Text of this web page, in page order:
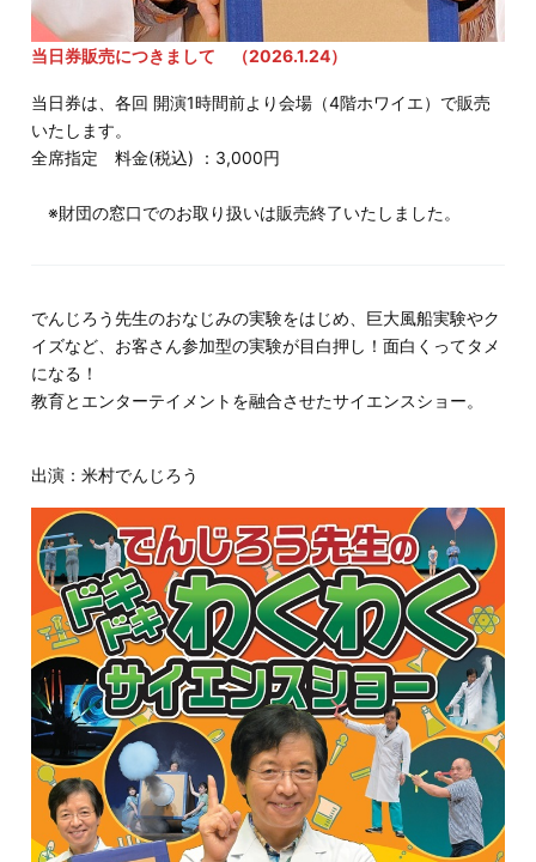
当日券販売につきまして （2026.1.24）
当日券は、各回 開演1時間前より会場（4階ホワイエ）で販売
いたします。
全席指定 料金(税込) ：3,000円
※財団の窓口でのお取り扱いは販売終了いたしました。
でんじろう先生のおなじみの実験をはじめ、巨大風船実験やク
イズなど、お客さん参加型の実験が目白押し！面白くってタメ
になる！
教育とエンターテイメントを融合させたサイエンスショー。
出演：米村でんじろう